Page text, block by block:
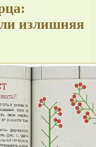
излишняя